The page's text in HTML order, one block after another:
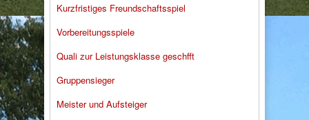
Kurzfristiges Freundschaftsspiel
Vorbereitungsspiele
Quali zur Leistungsklasse geschfft
Gruppensieger
Meister und Aufsteiger